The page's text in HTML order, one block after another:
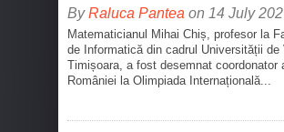
ByRaluca Pantea on 14 July
Matematicianul Mihai Chiș, profesor la
de Informatică din cadrul Universității de
Timișoara, a fost desemnat coordonator
României la Olimpiada Internațională...